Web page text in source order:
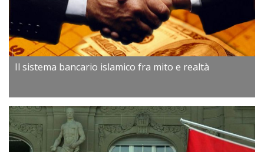
Il sistema bancario islamico fra mito e realtà